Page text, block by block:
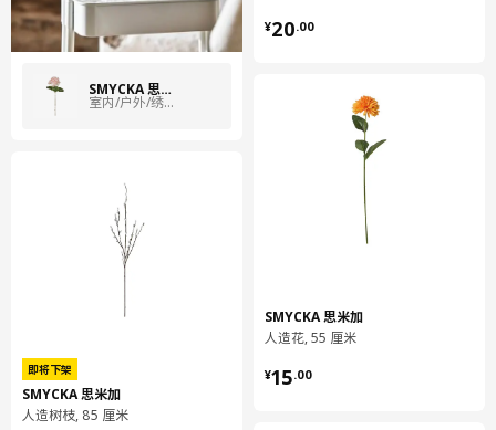
SMYCKA 思米加
室内/户外/绣球花 粉红色
即将下架
SMYCKA 思米加
人造树枝, 85 厘米
¥20.00
¥ 20.00
SMYCKA 思米加
人造花, 55 厘米
¥15.00
¥ 15.00